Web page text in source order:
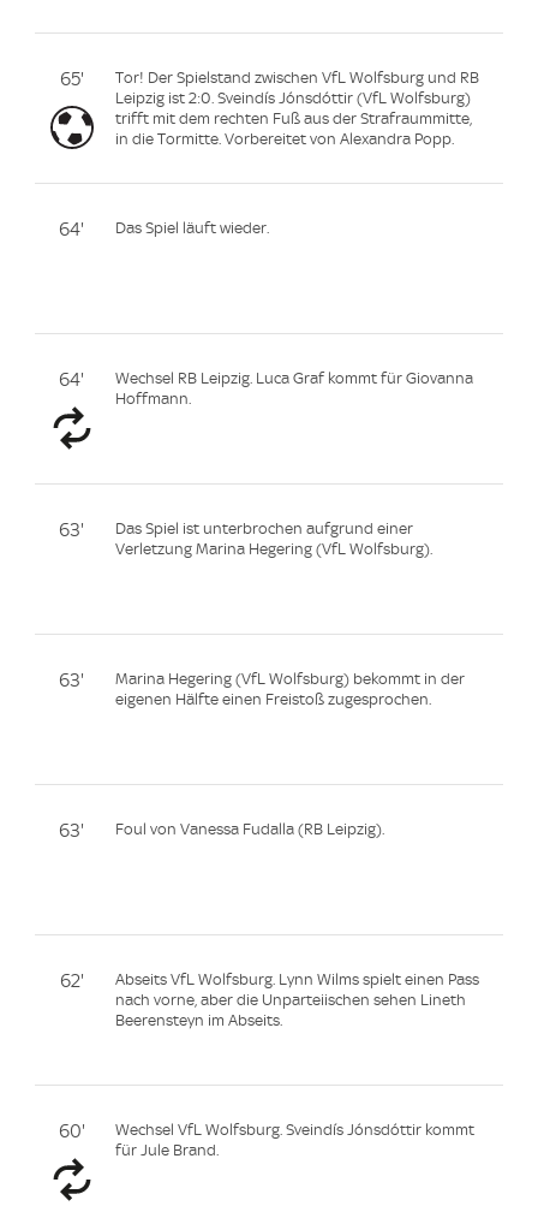
65'
Tor! Der Spielstand zwischen VfL Wolfsburg und RB
Leipzig ist 2:0. Sveindís Jónsdóttir (VfL Wolfsburg)
trifft mit dem rechten Fuß aus der Strafraummitte,
in die Tormitte. Vorbereitet von Alexandra Popp.
64' Das Spiel läuft wieder.
64'
Wechsel RB Leipzig. Luca Graf kommt für Giovanna
Hoffmann.
63'
Das Spiel ist unterbrochen aufgrund einer
Verletzung Marina Hegering (VfL Wolfsburg).
63'
Marina Hegering (VfL Wolfsburg) bekommt in der
eigenen Hälfte einen Freistoß zugesprochen.
63' Foul von Vanessa Fudalla (RB Leipzig).
62'
Abseits VfL Wolfsburg. Lynn Wilms spielt einen Pass
nach vorne, aber die Unparteiischen sehen Lineth
Beerensteyn im Abseits.
60'
Wechsel VfL Wolfsburg. Sveindís Jónsdóttir kommt
für Jule Brand.